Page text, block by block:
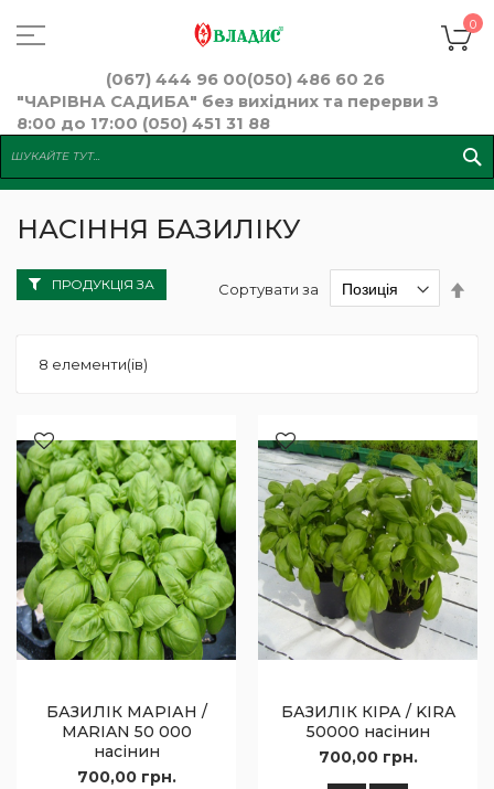
to
Content
0
(067) 444 96 00(050) 486 60 26
"ЧАРІВНА САДИБА" без вихідних та перерви З
8:00 до 17:00 (050) 451 31 88
НАСІННЯ БАЗИЛІКУ
8 елементи(ів)
Сортувати за
БАЗИЛІК МАРІАН /
MARIAN 50 000
насінин
700,00 грн.
БАЗИЛІК КІРА / KIRA
50000 насінин
700,00 грн.
ПРОДУКЦІЯ ЗА